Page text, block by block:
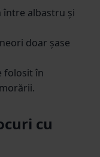
între albastru și
doar șase
folosit în
cu